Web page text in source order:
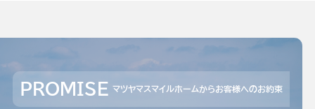
PROMISE マツヤマスマイルホームからお客様へのお約束